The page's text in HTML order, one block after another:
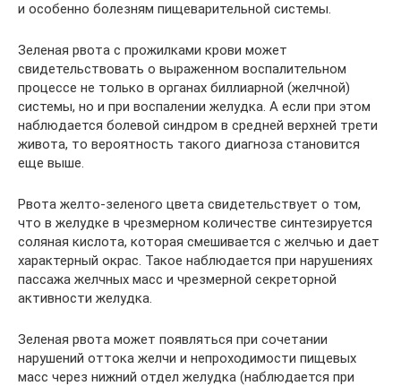
и особенно болезням пищеварительной системы.
Зеленая рвота с прожилками крови может
свидетельствовать о выраженном воспалительном
процессе не только в органах биллиарной (желчной)
системы, но и при воспалении желудка. А если при этом
наблюдается болевой синдром в средней верхней трети
живота, то вероятность такого диагноза становится
еще выше.
Рвота желто-зеленого цвета свидетельствует о том,
что в желудке в чрезмерном количестве синтезируется
соляная кислота, которая смешивается с желчью и дает
характерный окрас. Такое наблюдается при нарушениях
пассажа желчных масс и чрезмерной секреторной
активности желудка.
Зеленая рвота может появляться при сочетании
нарушений оттока желчи и непроходимости пищевых
масс через нижний отдел желудка (наблюдается при